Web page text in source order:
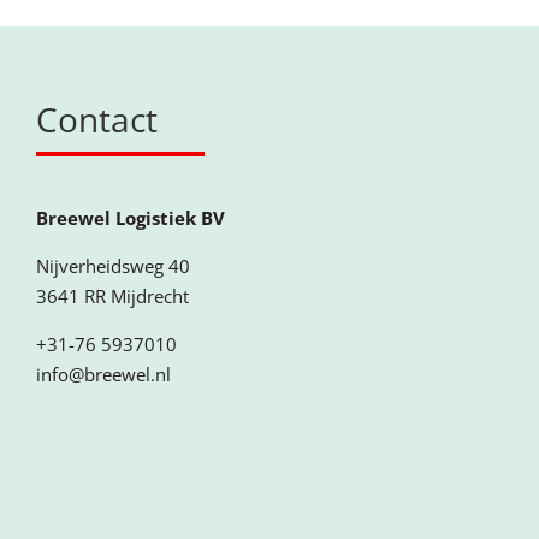
Contact
Breewel Logistiek BV
Nijverheidsweg 40
3641 RR Mijdrecht
+31-76 5937010
info@breewel.nl